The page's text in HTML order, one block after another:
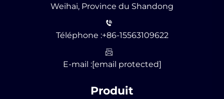
Weihai, Province du Shandong
Téléphone :+86-15563109622
E-mail :[email protected]
Produit